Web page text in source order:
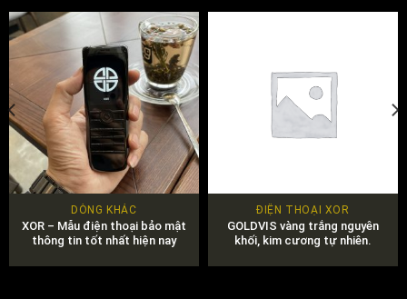
DÒNG KHÁC
XOR – Mẫu điện thoại bảo mật
thông tin tốt nhất hiện nay
ĐIỆN THOẠI XOR
GOLDVIS vàng trắng nguyên
khối, kim cương tự nhiên.